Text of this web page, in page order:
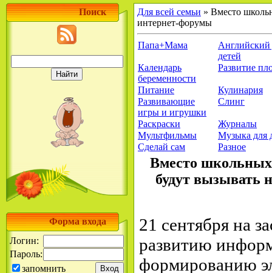
Поиск
Форма входа
Логин:
Пароль:
запомнить
Для всей семьи » Вместо
интернет-форумы
Папа+Мама
Английский
детей
Календарь
беременности
Развитие
Питание
Кулинария
Развивающие
игры и игрушки
Слинг
Раскраски
Журналы
Мультфильмы
Музыка для
Сделай сам
Разное
Вместо школьных
будут вызывать
21 сентября на
развитию
формированию